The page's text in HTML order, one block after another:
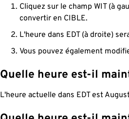
Cliquez sur le champ WIT (à
convertir en CIBLE.
L'heure dans EDT (à droite)
Vous pouvez également
Quelle heure est-il
L'heure actuelle dans EDT est